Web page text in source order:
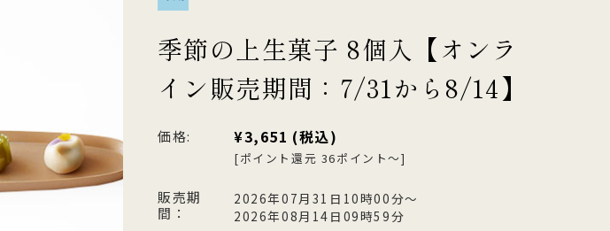
森八エクスプレス便
メッセージカード
メディア掲載商品
4,000円～4,999円
5,000円以上
黒羊羹「玄」
純度の高い氷砂糖と極上の糸寒天を
使用し、さっぱりとした上品な甘さ
が特徴です。４種類のサイズ展開を
黒羊羹「匠」
森八の昔ながらの黒羊羹。玄と比較
して、米飴を贅沢に使用しており、
小型羊羹「粋」
お召上がりやすい形に仕上げた小型
羊羹「粋」は加賀金沢の天然の伏流
水と厳選素材を使用
宝達葛くずきり
400年の歴史を誇る「宝達葛」を用
いた、つるりとした爽やかなのどご
ご法要・弔事
季節の上生菓子 8個入【オンラ
イン販売期間：7/31から8/14】
価格: ¥3,651 (税込)
[ポイント還元 36ポイント～]
販売期
間：
2026年07月31日10時00分～
2026年08月14日09時59分